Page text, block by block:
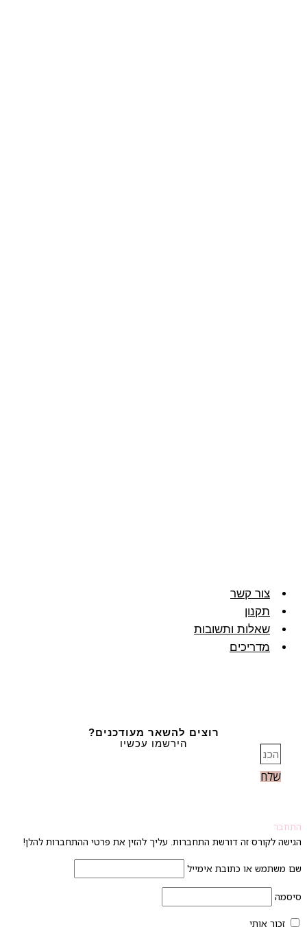
צור קשר
תקנון
שאלות ותשובות
מדריכים
רוצים להשאר מעודכנים?
הירשמו עכשיו
שלח
לקורס זה דורשת התחברות. עליך להזין את פרטי ההתחברות להלן!
משתמש או כתובת אימייל
זכור אותי